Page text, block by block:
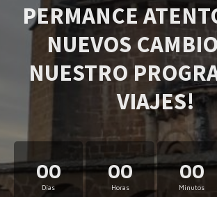
PERMANCE
NUEVOS
NUESTRO
VIAJES!
00
Días
00
Horas
00
Minutos